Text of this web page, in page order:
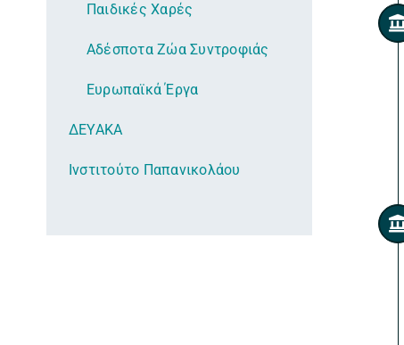
Παιδικές Χαρές
Αδέσποτα Ζώα Συντροφιάς
Ευρωπαϊκά Έργα
ΔΕΥΑΚΑ
Ινστιτούτο Παπανικολάου